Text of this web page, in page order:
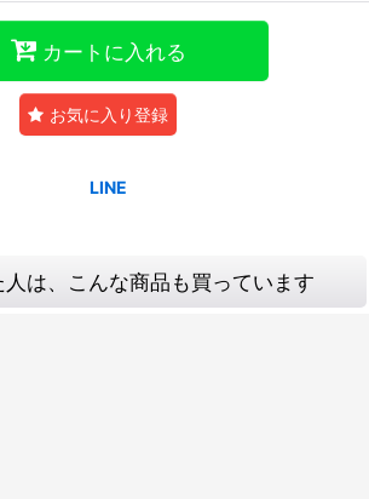
カートに入れる
お気に入り登録
は、こんな商品も買っています